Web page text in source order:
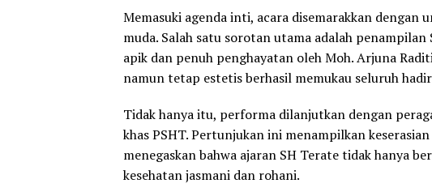
Memasuki agenda inti, acara disemarakkan dengan
muda. Salah satu sorotan utama adalah
apik dan penuh penghayatan oleh Moh. Arjuna
namun tetap estetis berhasil memukau seluruh
Tidak hanya itu, performa dilanjutkan dengan
khas PSHT. Pertunjukan ini menampilkan
menegaskan bahwa ajaran SH Terate tidak hanya
kesehatan jasmani dan rohani.